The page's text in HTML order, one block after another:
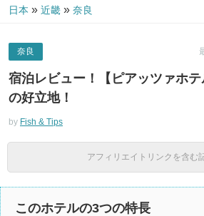
日本 » 近畿 » 奈良
奈良
宿泊レビュー！【ピアッツァホ
の好立地！
by Fish & Tips
アフィリエイトリンクを含む
このホテルの3つの特長